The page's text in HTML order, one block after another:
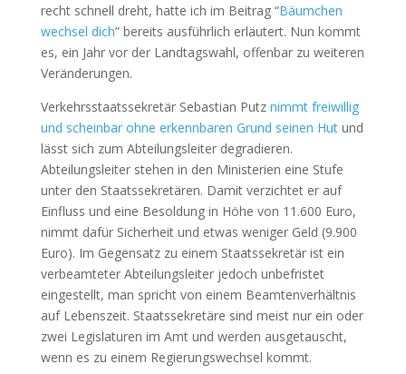
recht schnell dreht, hatte ich im Beitrag “Bäumchen
wechsel dich” bereits ausführlich erläutert. Nun kommt
es, ein Jahr vor der Landtagswahl, offenbar zu weiteren
Veränderungen.
Verkehrsstaatssekretär Sebastian Putz nimmt freiwillig
und scheinbar ohne erkennbaren Grund seinen Hutund
lässt sich zum Abteilungsleiter degradieren.
Abteilungsleiter stehen in den Ministerien eine Stufe
unter den Staatssekretären. Damit verzichtet er auf
Einfluss und eine Besoldung in Höhe von 11.600 Euro,
nimmt dafür Sicherheit und etwas weniger Geld (9.900
Euro). Im Gegensatz zu einem Staatssekretär ist ein
verbeamteter Abteilungsleiter jedoch unbefristet
eingestellt, man spricht von einem Beamtenverhältnis
auf Lebenszeit. Staatssekretäre sind meist nur ein oder
zwei Legislaturen im Amt und werden ausgetauscht,
wenn es zu einem Regierungswechsel kommt.